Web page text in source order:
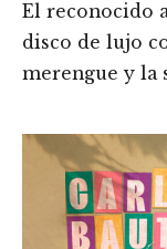
El reconocido
disco de lujo
merengue y la